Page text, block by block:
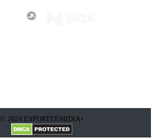
© 2024 ESPORTEEMIDIA•